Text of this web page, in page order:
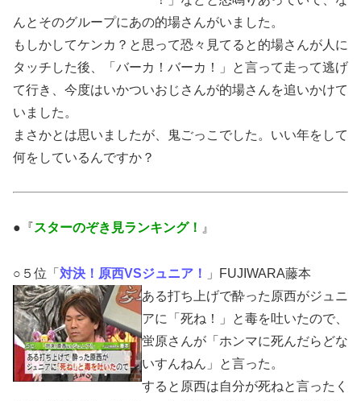
んとそのグループにあの的場さんがいました。
もしかしてケンカ？と思って恐々見てると的場さんが人に
タッチした後、「バーカ！バーカ！」と言って走って逃げ
て行き、今度はいかついおじさんが的場さんを追いかけて
いました。
まさかとは思いましたが、鬼ごっこでした。いい年をして
何をしているんですか？
●『スターのぞき見ランキング！ 』
○５位「 対決！原西VSジュニア！
」FUJIWARA藤本
ある打ち上げで酔った原西がジュニ
アに「死ね！」と毒を吐いたので、
蛍原さんが「ホンマに死んだらどな
いすんねん」と言った。
すると原西は自分が死ねと言ったく